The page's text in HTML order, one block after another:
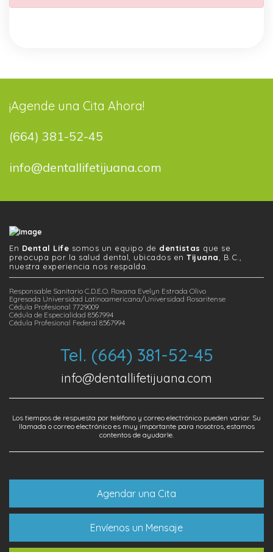
¡Agende una Cita Ahora!
(664) 381-52-45
info@dentallifetijuana.com
En Dental Life somos un equipo de dentistas que se
preocupa por la salud dental, ubicados en Tijuana, B.C.,
nuestra experiencia nos respalda.
Responsable Sanitario C.D.E.O. Roxana Evelyn Estrada Olivo
Egresada Universidad Latinoamericana/Universidad Rosaritense
Cédula Profesional 7729009
Cédula de Especialidad 8567994
Cédula Profesional Federal 8567994
Tel. (664) 381-52-45
info@dentallifetijuana.com
Los tiempos de respuesta por teléfono y correo electrónico pueden variar. Su
llamada o correo electrónico es muy importante para nosotros, estamos
contentos de ayudarle.
Agendar una Cita
Envíenos un Mensaje